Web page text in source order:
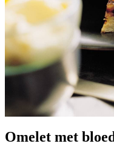
Omelet met